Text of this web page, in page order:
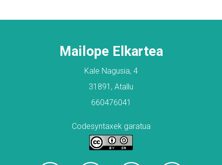
Mailope Elkartea
Kale Nagusia, 4
31891, Atallu
660476041
Codesyntaxek garatua